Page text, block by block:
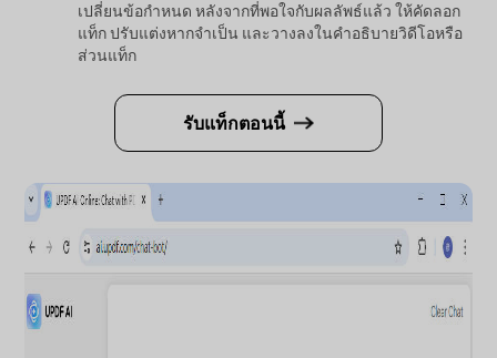
เปลี่ยนข้อกำหนด หลังจากที่พอใจกับผลลัพธ์แล้ว ให้คัดลอก
แท็ก ปรับแต่งหากจำเป็น และวางลงในคำอธิบายวิดีโอหรือ
ส่วนแท็ก
รับแท็กตอนนี้